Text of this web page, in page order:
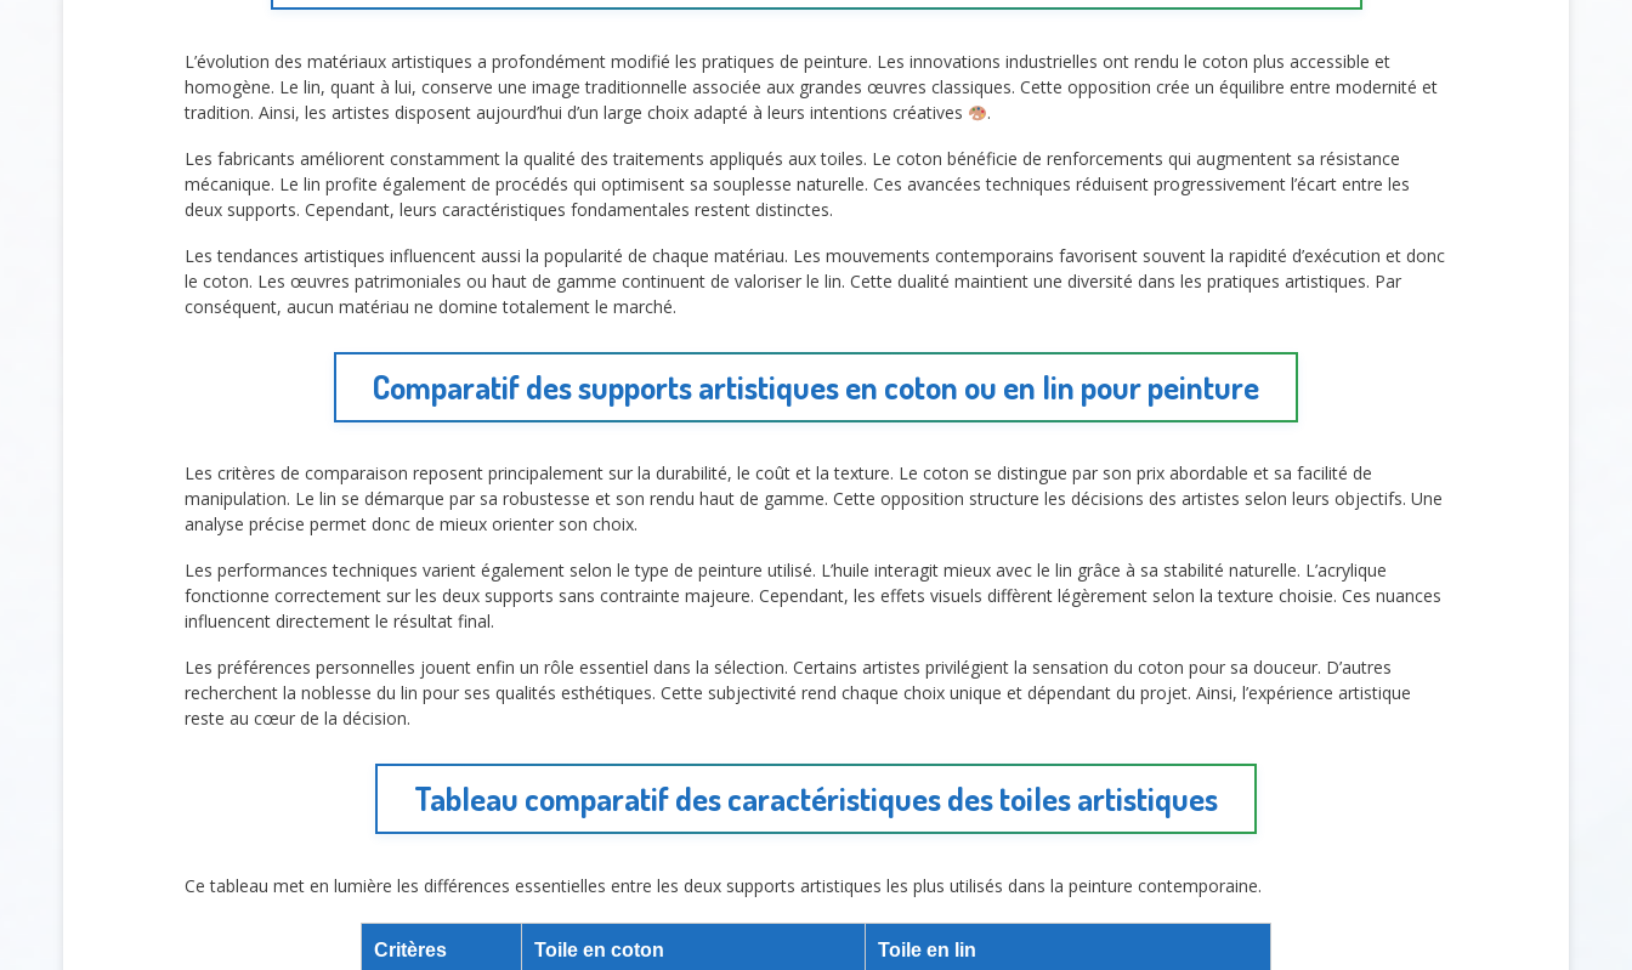
L’évolution des matériaux artistiques a profondément modifié les pratiques de peinture. Les innovations industrielles ont rendu le coton plus accessible et
homogène. Le lin, quant à lui, conserve une image traditionnelle associée aux grandes œuvres classiques. Cette opposition crée un équilibre entre modernité et
tradition. Ainsi, les artistes disposent aujourd’hui d’un large choix adapté à leurs intentions créatives
.
Les fabricants améliorent constamment la qualité des traitements appliqués aux toiles. Le coton bénéficie de renforcements qui augmentent sa résistance
mécanique. Le lin profite également de procédés qui optimisent sa souplesse naturelle. Ces avancées techniques réduisent progressivement l’écart entre les
deux supports. Cependant, leurs caractéristiques fondamentales restent distinctes.
Les tendances artistiques influencent aussi la popularité de chaque matériau. Les mouvements contemporains favorisent souvent la rapidité d’exécution et donc
le coton. Les œuvres patrimoniales ou haut de gamme continuent de valoriser le lin. Cette dualité maintient une diversité dans les pratiques artistiques. Par
conséquent, aucun matériau ne domine totalement le marché.
Comparatif des supports artistiques en coton ou en lin pour peinture
Les critères de comparaison reposent principalement sur la durabilité, le coût et la texture. Le coton se distingue par son prix abordable et sa facilité de
manipulation. Le lin se démarque par sa robustesse et son rendu haut de gamme. Cette opposition structure les décisions des artistes selon leurs objectifs. Une
analyse précise permet donc de mieux orienter son choix.
Les performances techniques varient également selon le type de peinture utilisé. L’huile interagit mieux avec le lin grâce à sa stabilité naturelle. L’acrylique
fonctionne correctement sur les deux supports sans contrainte majeure. Cependant, les effets visuels diffèrent légèrement selon la texture choisie. Ces nuances
influencent directement le résultat final.
Les préférences personnelles jouent enfin un rôle essentiel dans la sélection. Certains artistes privilégient la sensation du coton pour sa douceur. D’autres
recherchent la noblesse du lin pour ses qualités esthétiques. Cette subjectivité rend chaque choix unique et dépendant du projet. Ainsi, l’expérience artistique
reste au cœur de la décision.
Tableau comparatif des caractéristiques des toiles artistiques
Ce tableau met en lumière les différences essentielles entre les deux supports artistiques les plus utilisés dans la peinture contemporaine.
Critères Toile en coton Toile en lin